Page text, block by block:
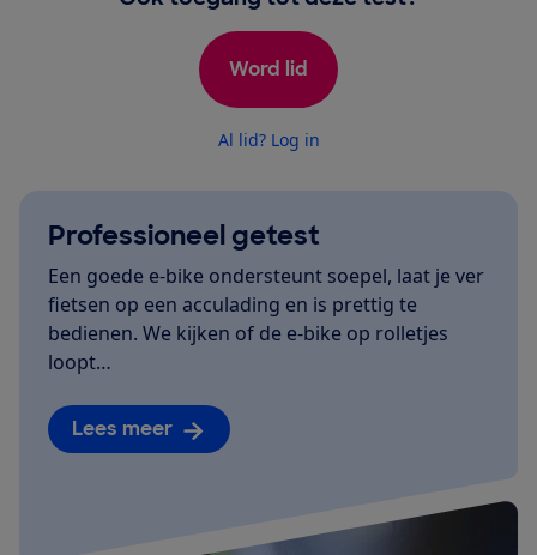
Word lid
Al lid? Log in
Professioneel getest
Een goede e-bike ondersteunt soepel, laat je ver
fietsen op een acculading en is prettig te
bedienen. We kijken of de e-bike op rolletjes
loopt…
Lees meer